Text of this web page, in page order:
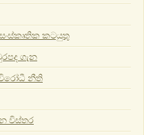
කටයුතු
ගැන
විරෝධී නීති
විස්තර